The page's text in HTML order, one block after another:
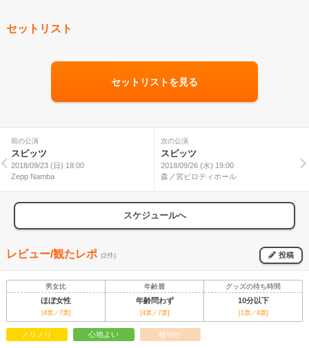
セットリスト
セットリストを見る
前の公演
スピッツ
2018/09/23 (日) 18:00
Zepp Namba
次の公演
スピッツ
2018/09/26 (水) 19:00
森ノ宮ピロティホール
スケジュールへ
レビュー/観たレポ (2件) 投稿
男女比 年齢層 グッズの待ち時間
ほぼ女性 年齢問わず 10分以下
[4票／7票] [4票／7票] [1票／4票]
ノリノリ 心地よい 穏やか